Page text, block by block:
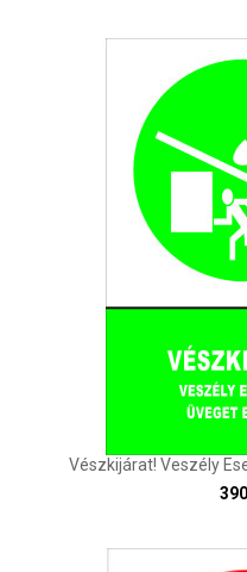
Vészkijárat! Veszély